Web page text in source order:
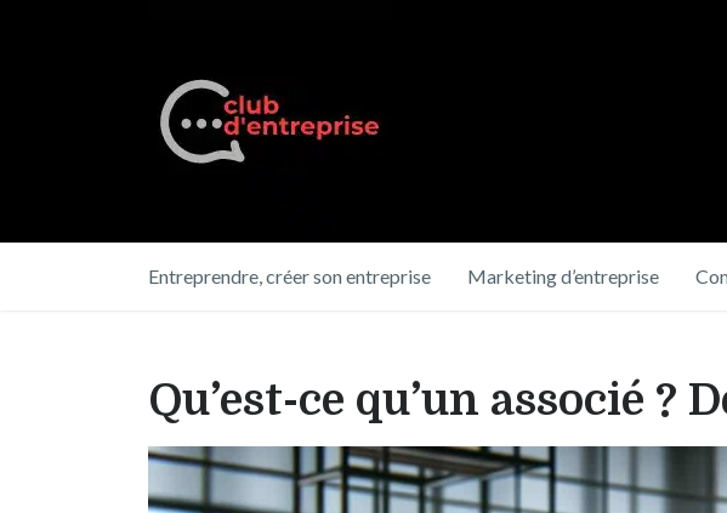
Entreprendre, créer son entreprise Marketing d’entreprise
Qu’est-ce qu’un associé ?